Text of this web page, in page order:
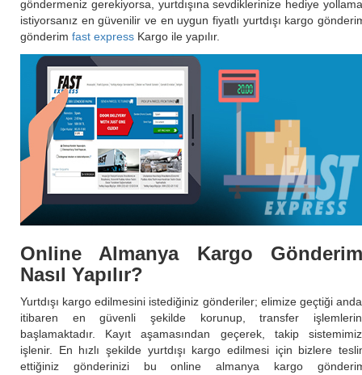
göndermeniz gerekiyorsa, yurtdışına sevdiklerinize hediye
istiyorsanız en güvenilir ve en uygun fiyatlı yurtdışı kargo
gönderim fast express Kargo ile yapılır.
Online Almanya Kargo
Nasıl Yapılır?
Yurtdışı kargo edilmesini istediğiniz gönderiler; elimize geçtiği
itibaren en güvenli şekilde korunup, transfer
başlamaktadır. Kayıt aşamasından geçerek, takip
işlenir. En hızlı şekilde yurtdışı kargo edilmesi için bizlere
ettiğiniz gönderinizi bu online almanya kargo